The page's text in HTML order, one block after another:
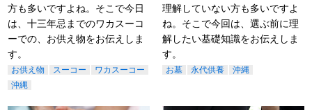
方も多いですよね。そこで今日
は、十三年忌までのワカスーコ
ーでの、お供え物をお伝えしま
す。
お供え物 スーコー
ワカスーコー
沖縄
理解していない方も多いですよ
ね。そこで今回は、選ぶ前に理
解したい基礎知識をお伝えしま
す。
お墓 永代供養 沖縄